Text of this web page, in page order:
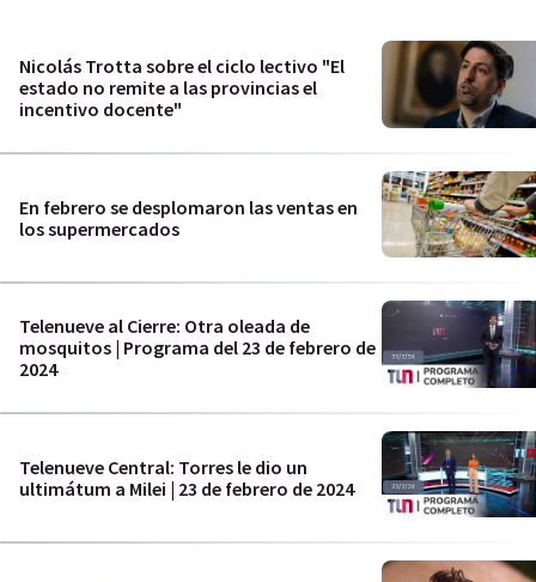
Nicolás Trotta sobre el ciclo lectivo "El
estado no remite a las provincias el
incentivo docente"
En febrero se desplomaron las ventas en
los supermercados
Telenueve al Cierre: Otra oleada de
mosquitos | Programa del 23 de febrero de
2024
Telenueve Central: Torres le dio un
ultimátum a Milei | 23 de febrero de 2024